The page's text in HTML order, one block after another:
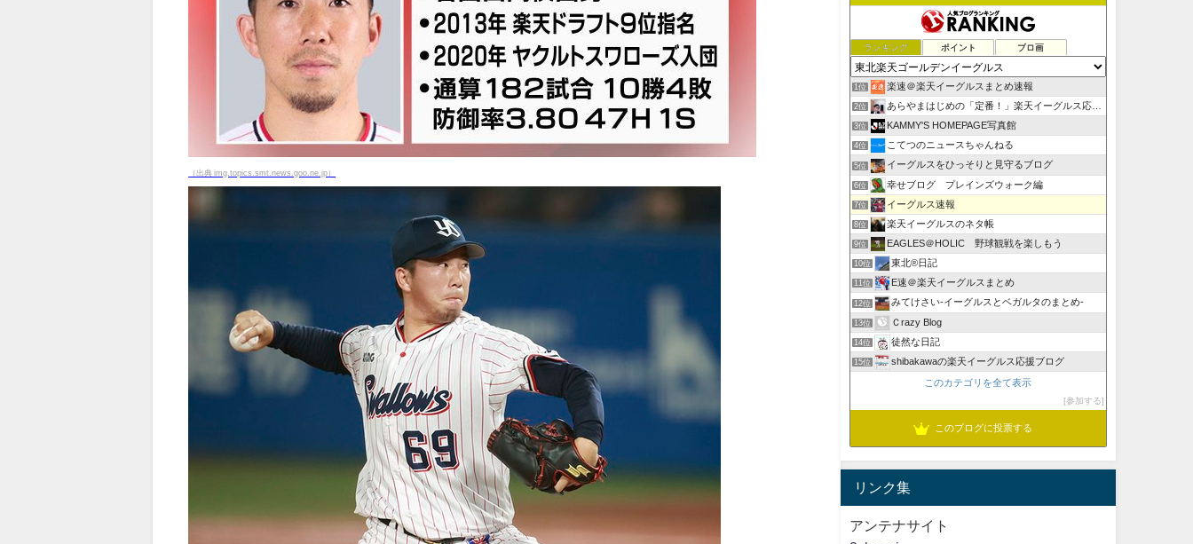
（出典 img.topics.smt.news.goo.ne.jp）
ランキング ポイント ブロ画
1位 楽速＠楽天イーグルスまとめ速報
2位 あらやまはじめの「定番！」楽天イーグルス応援ブログ
3位 KAMMY'S HOMEPAGE写真館
4位 こてつのニュースちゃんねる
5位 イーグルスをひっそりと見守るブログ
6位 幸せブログ プレインズウォーク編
7位 イーグルス速報
8位 楽天イーグルスのネタ帳
9位 EAGLES＠HOLIC 野球観戦を楽しもう
10位 東北®日記
11位 E速＠楽天イーグルスまとめ
12位 みてけさい-イーグルスとベガルタのまとめ-
13位 Ｃrazy Blog
14位 徒然な日記
15位 shibakawaの楽天イーグルス応援ブログ
このカテゴリを全て表示
参加する
このブログに投票する
リンク集
アンテナサイト